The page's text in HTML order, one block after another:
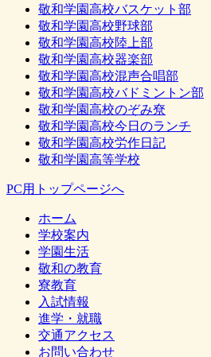
敬和学園高校バスケット部
敬和学園高校野球部
敬和学園高校陸上部
敬和学園高校器楽部
敬和学園高校混声合唱部
敬和学園高校バドミントン部
敬和学園高校のぞみ尞
敬和学園高校今日のランチ
敬和学園高校労作日記
敬和学園高等学校
PC用トップページへ
ホーム
学校案内
学園生活
敬和の教育
寮教育
入試情報
進学・就職
交通アクセス
お問い合わせ